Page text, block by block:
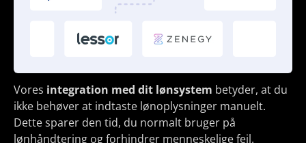
Vores integration med dit lønsystem betyder, at du
ikke behøver at indtaste lønoplysninger manuelt.
Dette sparer den tid, du normalt bruger på
lønhåndtering og forhindrer menneskelige fejl.